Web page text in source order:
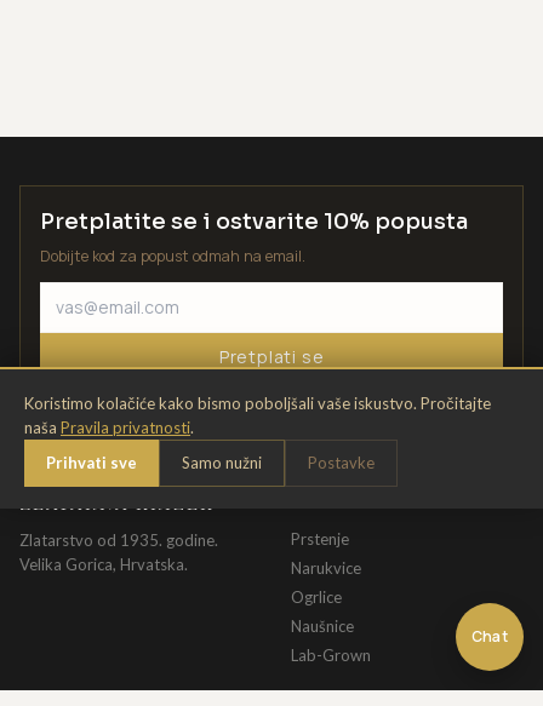
Chat
Koristimo kolačiće kako bismo poboljšali vaše iskustvo. Pročitajte
naša Pravila privatnosti.
Prihvati sve
Samo nužni Postavke
Pretplatite se i ostvarite 10% popusta
Dobijte kod za popust odmah na email.
Pretplati se
Zlatarstvo od 1935. godine.
Velika Gorica, Hrvatska.
Prstenje
Narukvice
Ogrlice
Naušnice
Lab-Grown